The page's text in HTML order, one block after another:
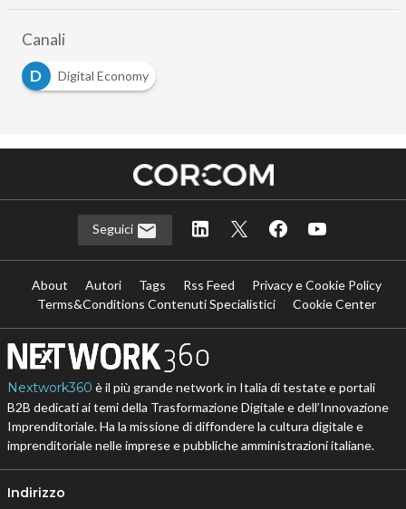
Canali
D
Digital Economy
Seguici
About Autori Tags Rss Feed
Privacy e Cookie Policy
Terms&Conditions Contenuti Specialistici
Cookie Center
Nextwork360 è il più grande network in Italia di testate e portali
B2B dedicati ai temi della Trasformazione Digitale e dell’Innovazione
Imprenditoriale. Ha la missione di diffondere la cultura digitale e
imprenditoriale nelle imprese e pubbliche amministrazioni italiane.
Indirizzo